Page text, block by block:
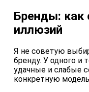
Бренды: как
иллюзий
Я не советую
бренду. У одного и
удачные и слабые
конкретную